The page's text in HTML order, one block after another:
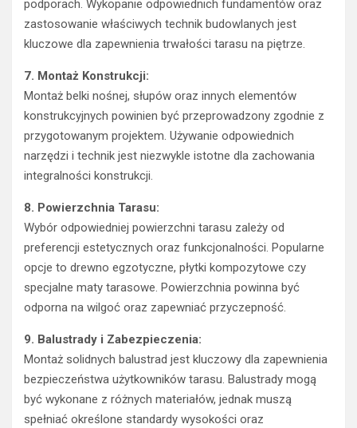
podporach. Wykopanie odpowiednich fundamentów oraz
zastosowanie właściwych technik budowlanych jest
kluczowe dla zapewnienia trwałości tarasu na piętrze.
7. Montaż Konstrukcji:
Montaż belki nośnej, słupów oraz innych elementów
konstrukcyjnych powinien być przeprowadzony zgodnie z
przygotowanym projektem. Używanie odpowiednich
narzędzi i technik jest niezwykle istotne dla zachowania
integralności konstrukcji.
8. Powierzchnia Tarasu:
Wybór odpowiedniej powierzchni tarasu zależy od
preferencji estetycznych oraz funkcjonalności. Popularne
opcje to drewno egzotyczne, płytki kompozytowe czy
specjalne maty tarasowe. Powierzchnia powinna być
odporna na wilgoć oraz zapewniać przyczepność.
9. Balustrady i Zabezpieczenia:
Montaż solidnych balustrad jest kluczowy dla zapewnienia
bezpieczeństwa użytkowników tarasu. Balustrady mogą
być wykonane z różnych materiałów, jednak muszą
spełniać określone standardy wysokości oraz